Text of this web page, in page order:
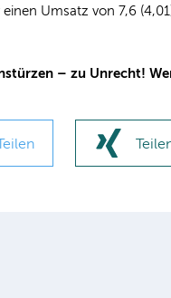
Umsatz von 7,6
– zu Unrecht!